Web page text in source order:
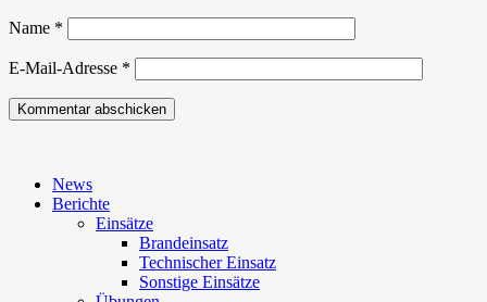
Name *
E-Mail-Adresse *
News
Berichte
Einsätze
Brandeinsatz
Technischer Einsatz
Sonstige Einsätze